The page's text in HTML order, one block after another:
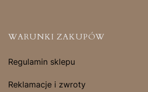
Linki w stopce
WARUNKI ZAKUPÓW
Regulamin sklepu
Reklamacje i zwroty